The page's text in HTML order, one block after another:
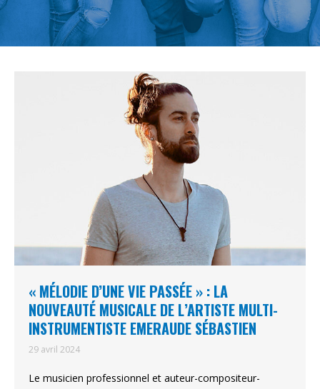
« MÉLODIE D’UNE VIE PASSÉE » : LA
NOUVEAUTÉ MUSICALE DE L’ARTISTE MULTI-
INSTRUMENTISTE EMERAUDE SÉBASTIEN
29 avril 2024
Le musicien professionnel et auteur-compositeur-